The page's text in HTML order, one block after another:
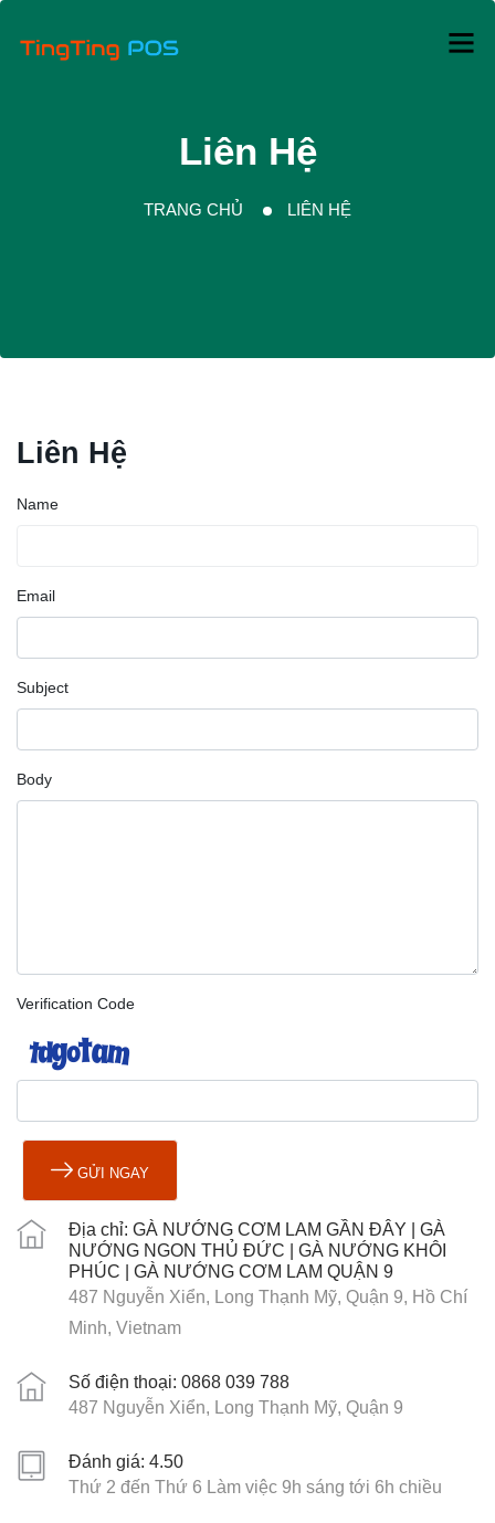
Liên Hệ
TRANG CHỦ LIÊN HỆ
Liên Hệ
Name
Email
Subject
Body
Verification Code
GỬI NGAY
Địa chỉ: GÀ NƯỚNG CƠM LAM GẦN ĐÂY | GÀ
NƯỚNG NGON THỦ ĐỨC | GÀ NƯỚNG KHÔI
PHÚC | GÀ NƯỚNG CƠM LAM QUẬN 9
487 Nguyễn Xiển, Long Thạnh Mỹ, Quận 9, Hồ Chí
Minh, Vietnam
Số điện thoại: 0868 039 788
487 Nguyễn Xiển, Long Thạnh Mỹ, Quận 9
Đánh giá: 4.50
Thứ 2 đến Thứ 6 Làm việc 9h sáng tới 6h chiều